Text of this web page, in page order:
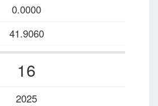
0.0000
41.9060
16
2025